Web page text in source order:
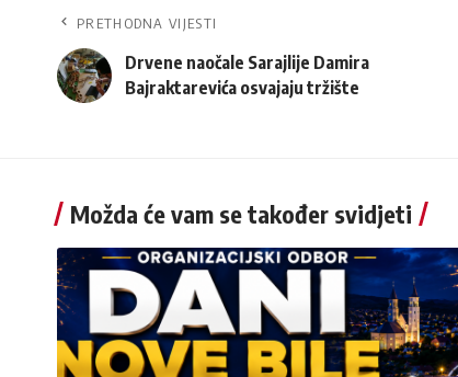
PRETHODNA VIJESTI
Drvene naočale Sarajlije Damira
Bajraktarevića osvajaju tržište
Možda će vam se također svidjeti